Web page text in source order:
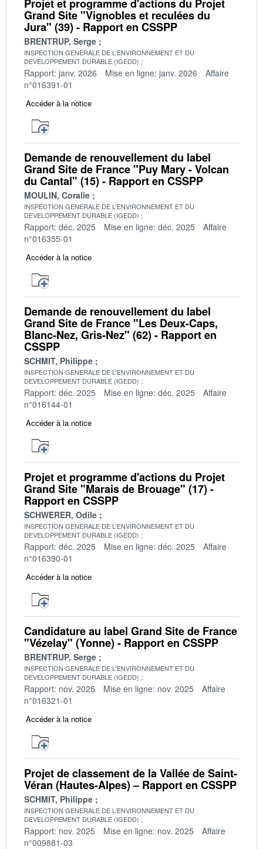
Projet et programme d'actions du Projet
Grand Site "Vignobles et reculées du
Jura" (39) - Rapport en CSSPP
BRENTRUP, Serge
INSPECTION GENERALE DE L'ENVIRONNEMENT ET DU
DEVELOPPEMENT DURABLE (IGEDD)
Rapport: janv. 2026 Mise en ligne: janv. 2026
Affaire
n°016391-01
Accéder à la notice
Demande de renouvellement du label
Grand Site de France "Puy Mary - Volcan
du Cantal" (15) - Rapport en CSSPP
MOULIN, Coralie
INSPECTION GENERALE DE L'ENVIRONNEMENT ET DU
DEVELOPPEMENT DURABLE (IGEDD)
Rapport: déc. 2025 Mise en ligne: déc. 2025
Affaire
n°016355-01
Accéder à la notice
Demande de renouvellement du label
Grand Site de France "Les Deux-Caps,
Blanc-Nez, Gris-Nez" (62) - Rapport en
CSSPP
SCHMIT, Philippe
INSPECTION GENERALE DE L'ENVIRONNEMENT ET DU
DEVELOPPEMENT DURABLE (IGEDD)
Rapport: déc. 2025 Mise en ligne: déc. 2025
Affaire
n°016144-01
Accéder à la notice
Projet et programme d'actions du Projet
Grand Site "Marais de Brouage" (17) -
Rapport en CSSPP
SCHWERER, Odile
INSPECTION GENERALE DE L'ENVIRONNEMENT ET DU
DEVELOPPEMENT DURABLE (IGEDD)
Rapport: déc. 2025 Mise en ligne: déc. 2025
Affaire
n°016390-01
Accéder à la notice
Candidature au label Grand Site de France
"Vézelay" (Yonne) - Rapport en CSSPP
BRENTRUP, Serge
INSPECTION GENERALE DE L'ENVIRONNEMENT ET DU
DEVELOPPEMENT DURABLE (IGEDD)
Rapport: nov. 2025 Mise en ligne: nov. 2025
Affaire
n°016321-01
Accéder à la notice
Projet de classement de la Vallée de Saint-
Véran (Hautes-Alpes) – Rapport en CSSPP
SCHMIT, Philippe
INSPECTION GENERALE DE L'ENVIRONNEMENT ET DU
DEVELOPPEMENT DURABLE (IGEDD)
Rapport: nov. 2025 Mise en ligne: nov. 2025
Affaire
n°009881-03